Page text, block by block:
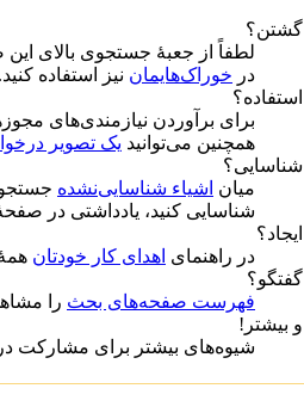
گشتن؟
لطفاً از جعبهٔ جستجوی بالای
در خوراک‌هایمان نیز استفاده کنید.
استفاده؟
برای برآوردن نیازمندی‌های
همچنین می‌توانید یک تصویر
شناسایی؟
میان اشیاء شناسایی‌نشده جستجو
شناسایی کنید، یادداشتی در
ایجاد؟
در راهنمای اهدای کار خودتان
گفتگو؟
فهرست صفحه‌های بحث را
و بیشتر!
شیوه‌های بیشتر برای مشارکت در